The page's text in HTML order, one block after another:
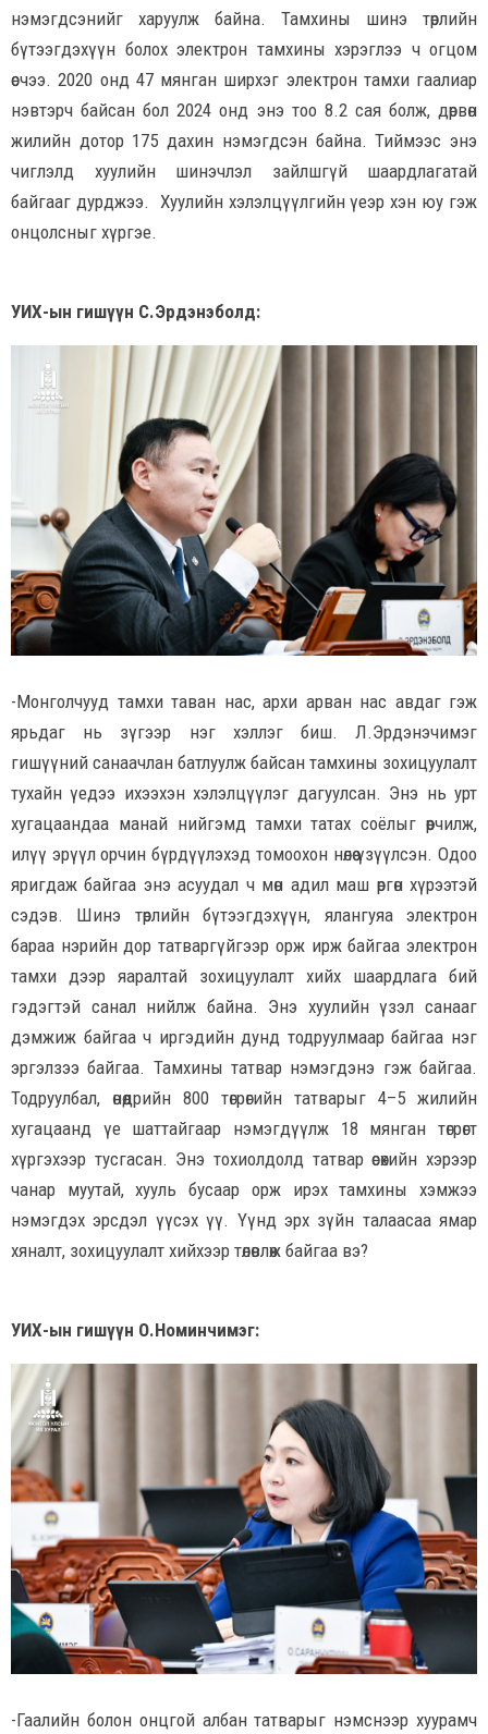
нэмэгдсэнийг харуулж байна. Тамхины шинэ төрлийн
бүтээгдэхүүн болох электрон тамхины хэрэглээ ч огцом
өсчээ. 2020 онд 47 мянган ширхэг электрон тамхи гаалиар
нэвтэрч байсан бол 2024 онд энэ тоо 8.2 сая болж, дөрвөн
жилийн дотор 175 дахин нэмэгдсэн байна. Тиймээс энэ
чиглэлд хуулийн шинэчлэл зайлшгүй шаардлагатай
байгааг дурджээ. Хуулийн хэлэлцүүлгийн үеэр хэн юу гэж
онцолсныг хүргэе.
УИХ-ын гишүүн С.Эрдэнэболд:
-Монголчууд тамхи таван нас, архи арван нас авдаг гэж
ярьдаг нь зүгээр нэг хэллэг биш. Л.Эрдэнэчимэг
гишүүний санаачлан батлуулж байсан тамхины зохицуулалт
тухайн үедээ ихээхэн хэлэлцүүлэг дагуулсан. Энэ нь урт
хугацаандаа манай нийгэмд тамхи татах соёлыг өөрчилж,
илүү эрүүл орчин бүрдүүлэхэд томоохон нөлөө үзүүлсэн. Одоо
яригдаж байгаа энэ асуудал ч мөн адил маш өргөн хүрээтэй
сэдэв. Шинэ төрлийн бүтээгдэхүүн, ялангуяа электрон
бараа нэрийн дор татваргүйгээр орж ирж байгаа электрон
тамхи дээр яаралтай зохицуулалт хийх шаардлага бий
гэдэгтэй санал нийлж байна. Энэ хуулийн үзэл санааг
дэмжиж байгаа ч иргэдийн дунд тодруулмаар байгаа нэг
эргэлзээ байгаа. Тамхины татвар нэмэгдэнэ гэж байгаа.
Тодруулбал, өнөөдрийн 800 төгрөгийн татварыг 4–5 жилийн
хугацаанд үе шаттайгаар нэмэгдүүлж 18 мянган төгрөгт
хүргэхээр тусгасан. Энэ тохиолдолд татвар өсөхийн хэрээр
чанар муутай, хууль бусаар орж ирэх тамхины хэмжээ
нэмэгдэх эрсдэл үүсэх үү. Үүнд эрх зүйн талаасаа ямар
хяналт, зохицуулалт хийхээр төлөвлөж байгаа вэ?
УИХ-ын гишүүн О.Номинчимэг:
-Гаалийн болон онцгой албан татварыг нэмснээр хуурамч